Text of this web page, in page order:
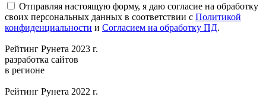
Отправляя настоящую форму, я даю согласие на обработку
своих персональных данных в соответствии с Политикой
конфиденциальности и Согласием на обработку ПД.
Рейтинг Рунета 2023 г.
разработка сайтов
в регионе
Рейтинг Рунета 2022 г.